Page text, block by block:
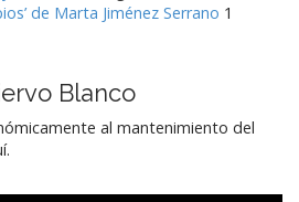
de Marta Jiménez Serrano 1
Blanco
al mantenimiento del